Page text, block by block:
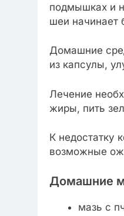
подмышках и
шеи начинает
Домашние
из капсулы,
Лечение
жиры, пить
К недостатку
возможные
Домашние
мазь с